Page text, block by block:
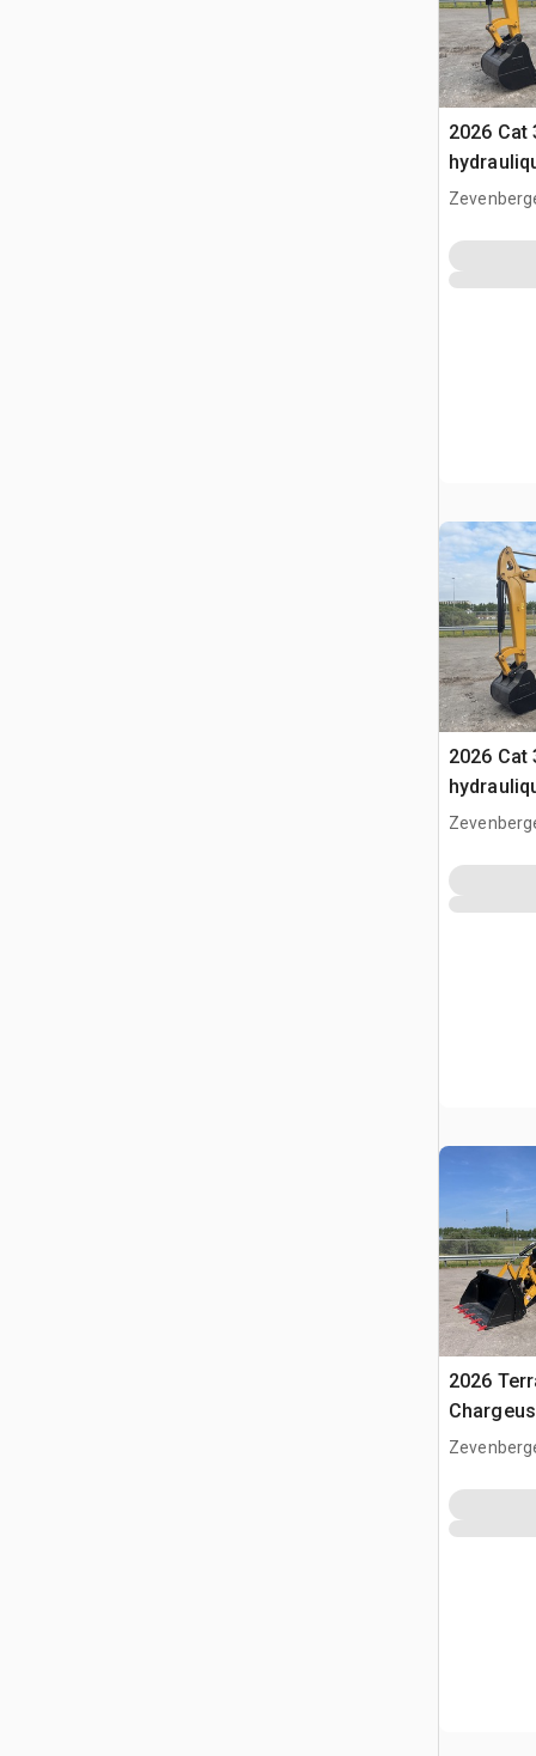
2026 Cat
2026 Cat
2026
(Unused)